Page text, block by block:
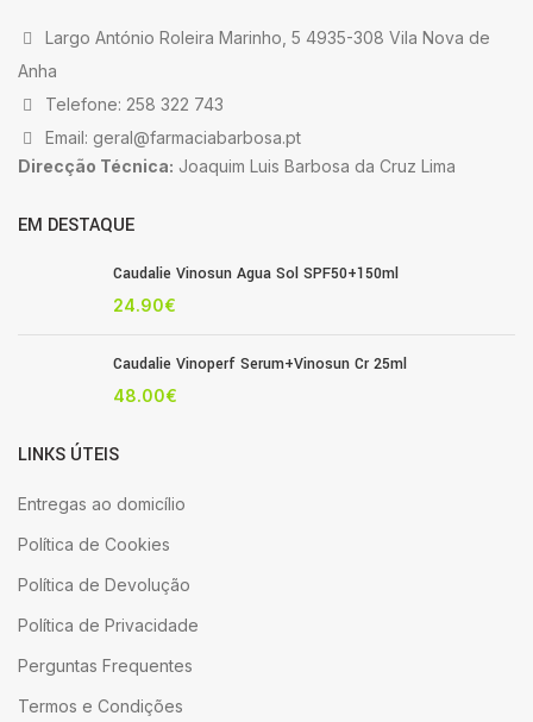
Largo António Roleira Marinho, 5 4935-308 Vila Nova de
Anha
Telefone: 258 322 743
Email: geral@farmaciabarbosa.pt
Direcção Técnica: Joaquim Luis Barbosa da Cruz Lima
EM DESTAQUE
Caudalie Vinosun Agua Sol SPF50+150ml
24.90€
Caudalie Vinoperf Serum+Vinosun Cr 25ml
48.00€
LINKS ÚTEIS
Entregas ao domicílio
Política de Cookies
Política de Devolução
Política de Privacidade
Perguntas Frequentes
Termos e Condições